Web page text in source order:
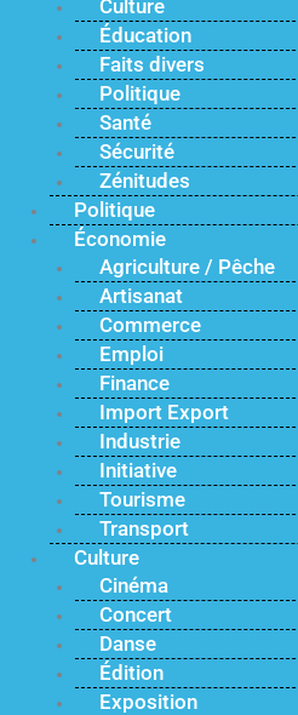
Culture
Éducation
Faits divers
Politique
Santé
Sécurité
Zénitudes
Politique
Économie
Agriculture / Pêche
Artisanat
Commerce
Emploi
Finance
Import Export
Industrie
Initiative
Tourisme
Transport
Culture
Cinéma
Concert
Danse
Édition
Exposition